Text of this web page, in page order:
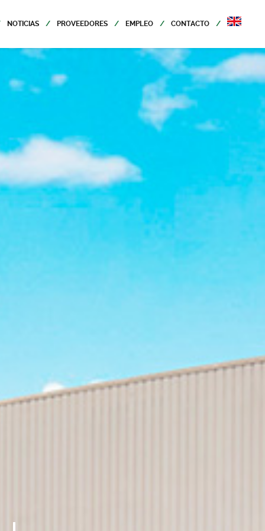
NOTICIAS PROVEEDORES EMPLEO CONTACTO